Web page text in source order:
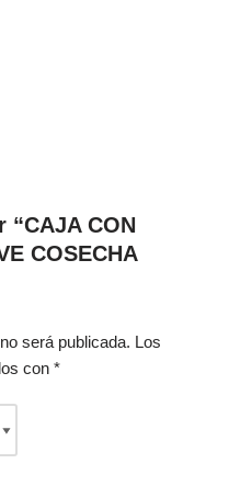
CON
COSECHA
será publicada. Los
con *